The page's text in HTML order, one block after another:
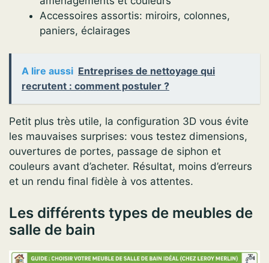
Accessoires assortis: miroirs, colonnes,
paniers, éclairages
A lire aussi Entreprises de nettoyage qui
recrutent : comment postuler ?
Petit plus très utile, la configuration 3D vous évite
les mauvaises surprises: vous testez dimensions,
ouvertures de portes, passage de siphon et
couleurs avant d’acheter. Résultat, moins d’erreurs
et un rendu final fidèle à vos attentes.
Les différents types de meubles de
salle de bain